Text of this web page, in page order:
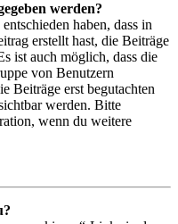
werden?
haben, dass in
erstellt hast, die Beiträge
ist auch möglich, dass die
von Benutzern
Beiträge erst begutachten
werden. Bitte
wenn du weitere